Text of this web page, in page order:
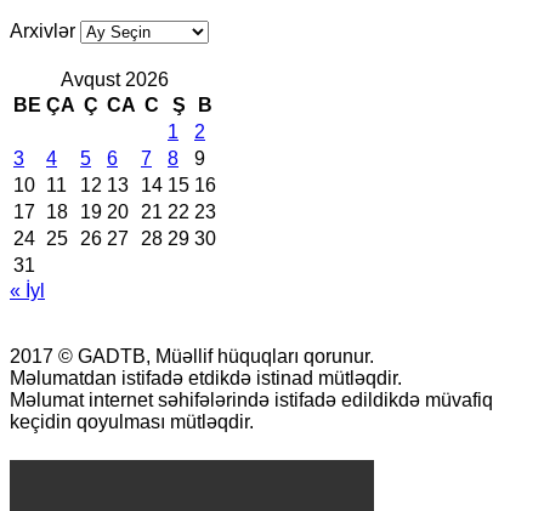
Arxivlər
Avqust 2026
BE ÇA Ç CA C Ş
B
1
2
3
4 5 6 7 8
9
10 11 12 13 14 15 16
17 18 19 20 21 22 23
24 25 26 27 28 29 30
31
« İyl
2017 © GADTB, Müəllif hüquqları qorunur.
Məlumatdan istifadə etdikdə istinad mütləqdir.
Məlumat internet səhifələrində istifadə edildikdə müvafiq
keçidin qoyulması mütləqdir.